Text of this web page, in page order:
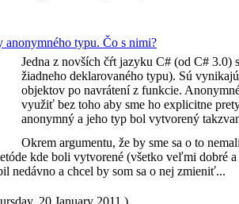
anonymného typu. Čo s nimi?
Jedna z novších čŕt jazyku C# (od C# 3.0)
žiadneho deklarovaného typu). Sú
objektov po navrátení z funkcie.
využiť bez toho aby sme ho explicitne
anonymný a jeho typ bol vytvorený
Okrem argumentu, že by sme sa o to
kde boli vytvorené (všetko veľmi dobré
nedávno a chcel by som sa o nej zmieniť...